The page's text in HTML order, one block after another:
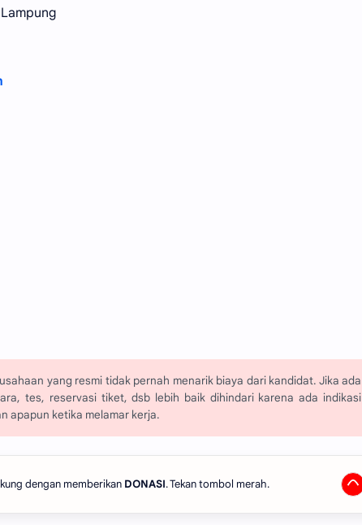
yang resmi tidak pernah menarik biaya dari kandidat. Jika ada
tes, reservasi tiket, dsb lebih baik dihindari karena ada indikasi
apapun ketika melamar kerja.
dengan memberikan DONASI. Tekan tombol merah.